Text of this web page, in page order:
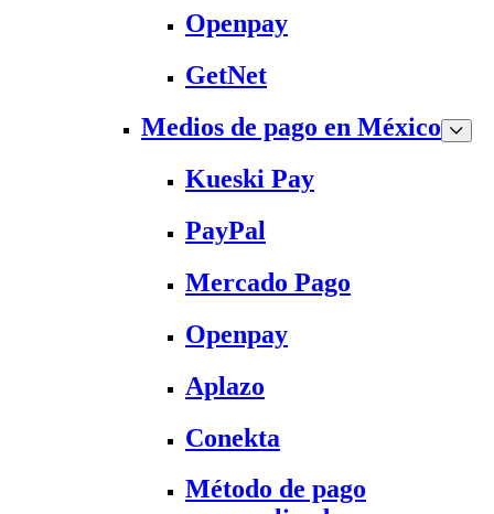
Openpay
GetNet
Medios de pago en México
Kueski Pay
PayPal
Mercado Pago
Openpay
Aplazo
Conekta
Método de pago